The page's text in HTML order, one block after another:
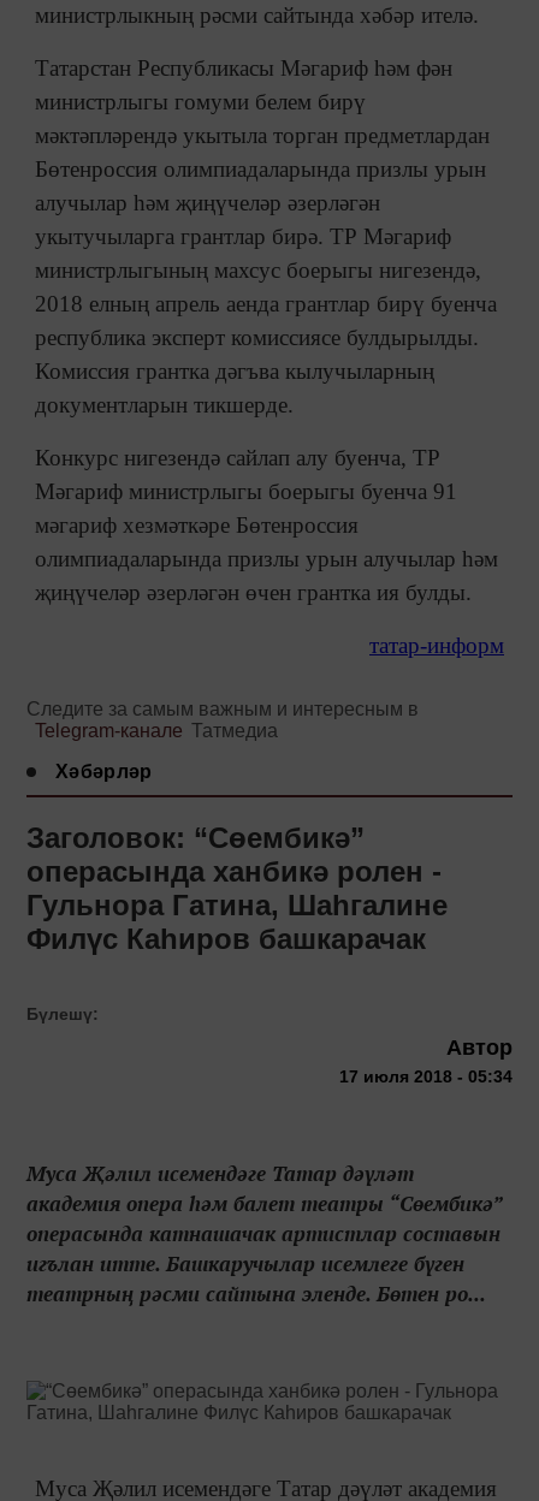
министрлыкның рәсми сайтында хәбәр ителә.
Татарстан Республикасы Мәгариф һәм фән
министрлыгы гомуми белем бирү
мәктәпләрендә укытыла торган предметлардан
Бөтенроссия олимпиадаларында призлы урын
алучылар һәм җиңүчеләр әзерләгән
укытучыларга грантлар бирә. ТР Мәгариф
министрлыгының махсус боерыгы нигезендә,
2018 елның апрель аенда грантлар бирү буенча
республика эксперт комиссиясе булдырылды.
Комиссия грантка дәгъва кылучыларның
документларын тикшерде.
Конкурс нигезендә сайлап алу буенча, ТР
Мәгариф министрлыгы боерыгы буенча 91
мәгариф хезмәткәре Бөтенроссия
олимпиадаларында призлы урын алучылар һәм
җиңүчеләр әзерләгән өчен грантка ия булды.
татар-информ
Следите за самым важным и интересным в
Telegram-канале Татмедиа
Хәбәрләр
Заголовок: “Сөембикә”
операсында ханбикә ролен -
Гульнора Гатина, Шаһгалине
Филүс Каһиров башкарачак
Бүлешү:
Автор
17 июля 2018 - 05:34
Муса Җәлил исемендәге Татар дәүләт
академия опера һәм балет театры “Сөембикә”
операсында катнашачак артистлар составын
игълан итте. Башкаручылар исемлеге бүген
театрның рәсми сайтына эленде. Бөтен ро...
Муса Җәлил исемендәге Татар дәүләт академия